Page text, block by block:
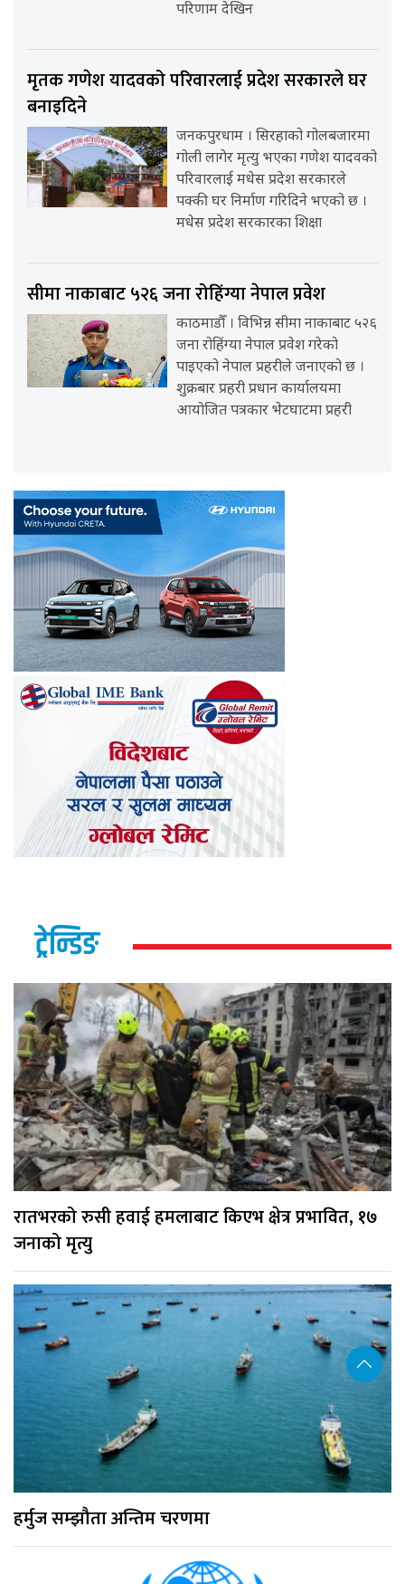
परिणाम देखिन
मृतक गणेश यादवको परिवारलाई प्रदेश सरकारले घर
बनाइदिने
जनकपुरधाम । सिरहाको गोलबजारमा
गोली लागेर मृत्यु भएका गणेश यादवको
परिवारलाई मधेस प्रदेश सरकारले
पक्की घर निर्माण गरिदिने भएको छ ।
मधेस प्रदेश सरकारका शिक्षा
सीमा नाकाबाट ५२६ जना रोहिंग्या नेपाल प्रवेश
काठमाडौँ । विभिन्न सीमा नाकाबाट ५२६
जना रोहिंग्या नेपाल प्रवेश गरेको
पाइएको नेपाल प्रहरीले जनाएको छ ।
शुक्रबार प्रहरी प्रधान कार्यालयमा
आयोजित पत्रकार भेटघाटमा प्रहरी
ट्रेन्डिङ
रातभरको रुसी हवाई हमलाबाट किएभ क्षेत्र प्रभावित, १७
जनाको मृत्यु
हर्मुज सम्झौता अन्तिम चरणमा